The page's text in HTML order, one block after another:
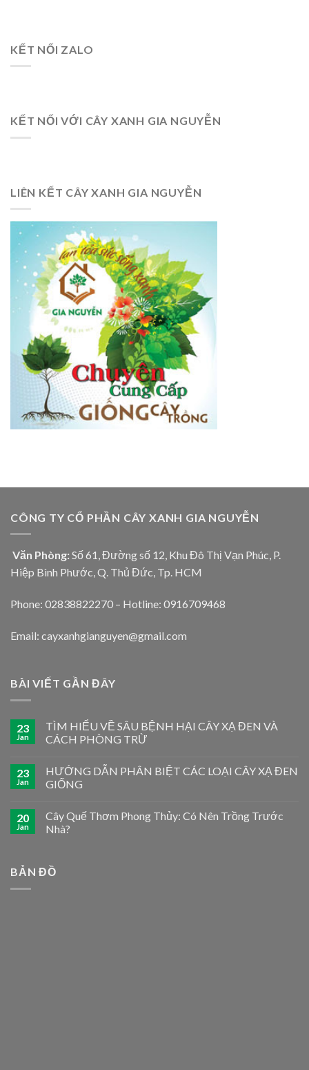
KẾT NỐI ZALO
KẾT NỐI VỚI CÂY XANH GIA NGUYỄN
LIÊN KẾT CÂY XANH GIA NGUYỄN
CÔNG TY CỔ PHẦN CÂY XANH GIA NGUYỄN
Văn Phòng: Số 61, Đường số 12, Khu Đô Thị Vạn Phúc, P.
Hiệp Bình Phước, Q. Thủ Đức, Tp. HCM
Phone: 02838822270 – Hotline: 0916709468
Email: cayxanhgianguyen@gmail.com
BÀI VIẾT GẦN ĐÂY
23
Jan
TÌM HIỂU VỀ SÂU BỆNH HẠI CÂY XẠ ĐEN VÀ
CÁCH PHÒNG TRỪ
23
Jan
HƯỚNG DẪN PHÂN BIỆT CÁC LOẠI CÂY XẠ ĐEN
GIỐNG
20
Jan
Cây Quế Thơm Phong Thủy: Có Nên Trồng Trước
Nhà?
BẢN ĐỒ